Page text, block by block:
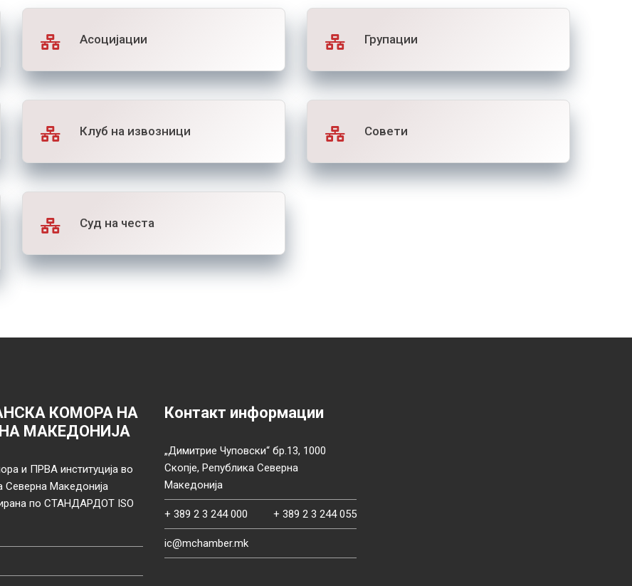
Асоцијации Групации
Клуб на извозници Совети
Суд на честа
КОМОРА НА
МАКЕДОНИЈА
и ПРВА институција во
Северна Македонија
по СТАНДАРДОТ ISO
Контакт информации
„Димитрие Чуповски“ бр.13, 1000
Скопје, Република Северна
Македонија
+ 389 2 3 244 000 + 389 2 3 244 055
ic@mchamber.mk